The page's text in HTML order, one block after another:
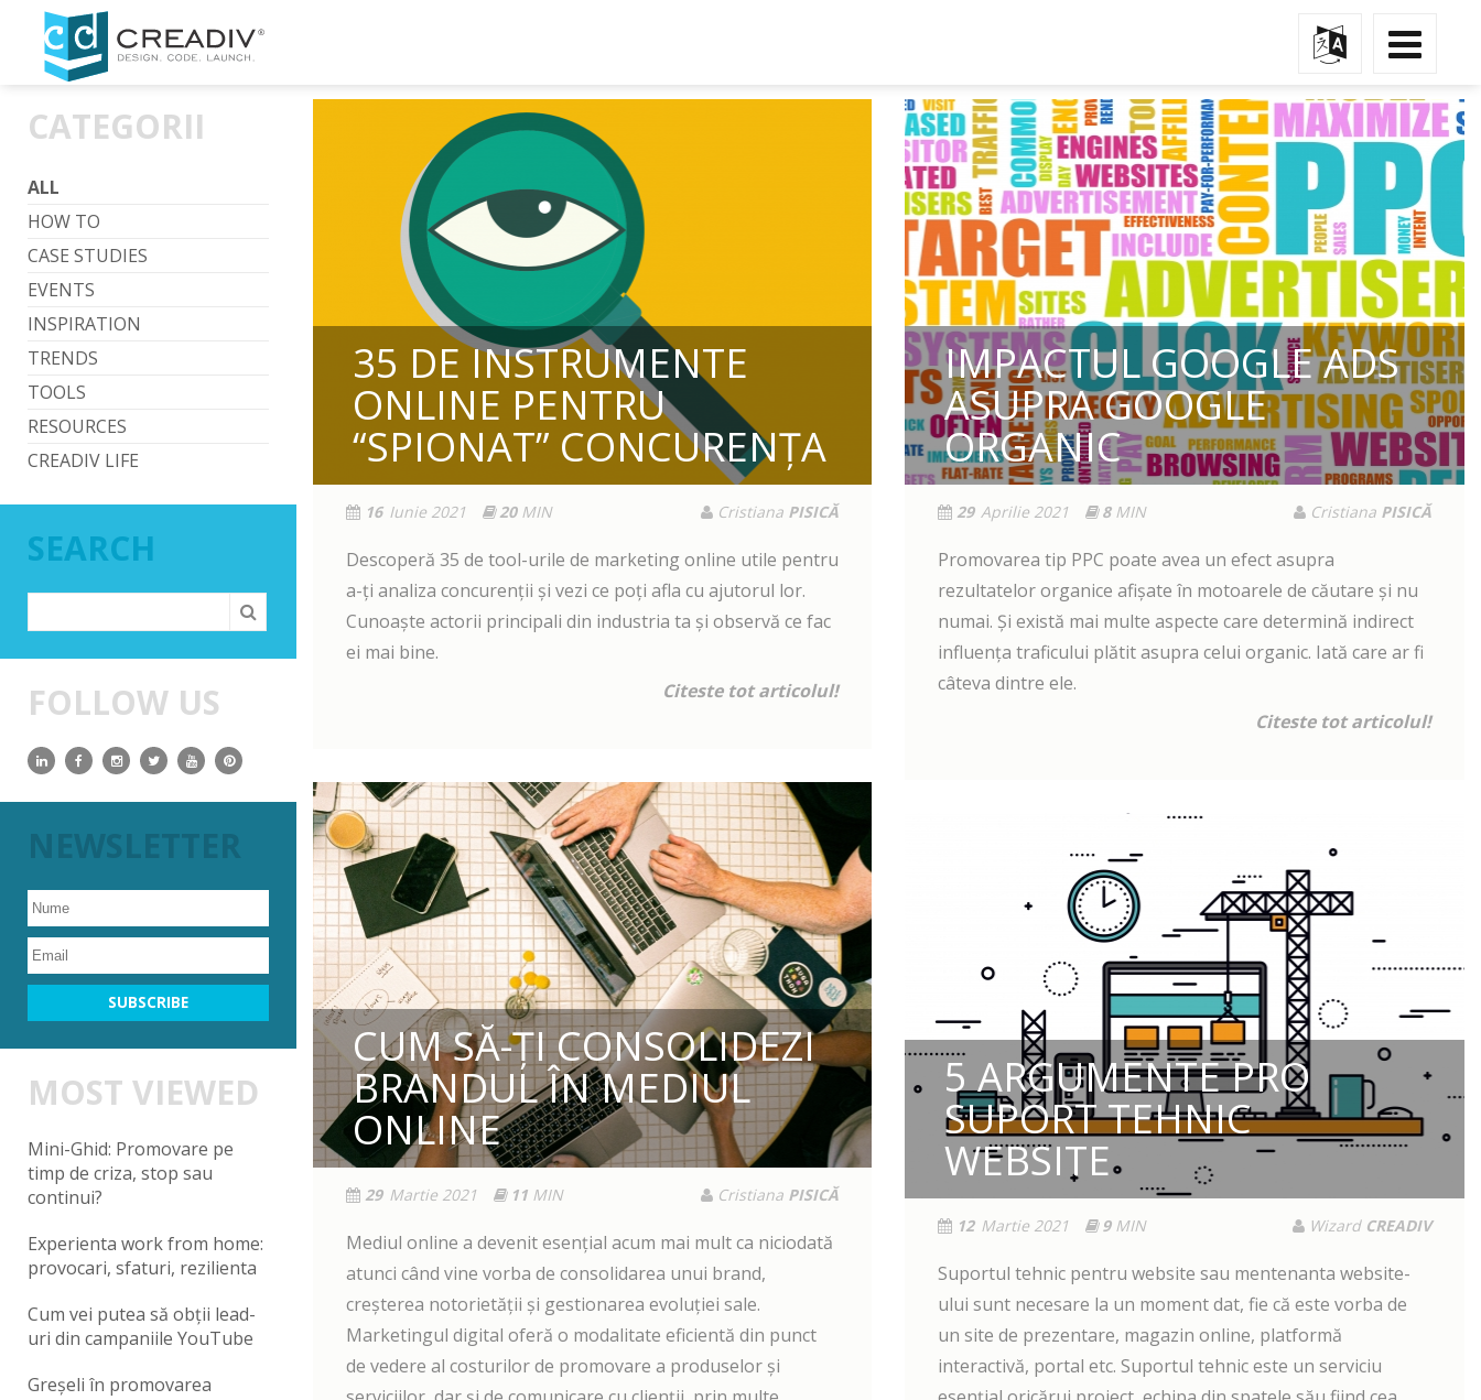
CATEGORII
ALL
HOW TO
CASE STUDIES
EVENTS
INSPIRATION
TRENDS
TOOLS
RESOURCES
CREADIV LIFE
SEARCH
FOLLOW US
MOST VIEWED
Mini-Ghid: Promovare pe
timp de criza, stop sau
continui?
Experienta work from home:
provocari, sfaturi, rezilienta
Cum vei putea să obții lead-
uri din campaniile YouTube
Greșeli în promovarea
35 DE INSTRUMENTE
ONLINE PENTRU
“SPIONAT” CONCURENȚA
16 Iunie 2021 20MIN Cristiana PISICĂ
Descoperă 35 de tool-urile de marketing online utile pentru
a-ți analiza concurenții și vezi ce poți afla cu ajutorul lor.
Cunoaște actorii principali din industria ta și observă ce fac
ei mai bine.
Citeste tot articolul!
CUM SĂ-ȚI CONSOLIDEZI
BRANDUL ÎN MEDIUL
ONLINE
29 Martie 2021 11MIN Cristiana PISICĂ
Mediul online a devenit esențial acum mai mult ca niciodată
atunci când vine vorba de consolidarea unui brand,
creșterea notorietății și gestionarea evoluției sale.
Marketingul digital oferă o modalitate eficientă din punct
de vedere al costurilor de promovare a produselor și
IMPACTUL GOOGLE ADS
ASUPRA GOOGLE
ORGANIC
29 Aprilie 2021 8MIN Cristiana PISICĂ
Promovarea tip PPC poate avea un efect asupra
rezultatelor organice afișate în motoarele de căutare și nu
numai. Și există mai multe aspecte care determină indirect
influența traficului plătit asupra celui organic. Iată care ar fi
câteva dintre ele.
Citeste tot articolul!
5 ARGUMENTE PRO
SUPORT TEHNIC
WEBSITE
12 Martie 2021 9MIN Wizard CREADIV
Suportul tehnic pentru website sau mentenanta website-
ului sunt necesare la un moment dat, fie că este vorba de
un site de prezentare, magazin online, platformă
interactivă, portal etc. Suportul tehnic este un serviciu